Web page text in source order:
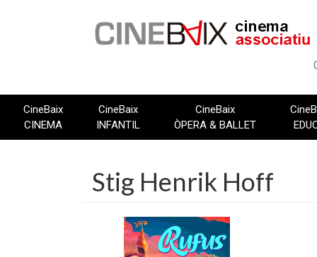
CineBaix
CINEMA
CineBaix
INFANTIL
CineBaix
ÒPERA & BALLET
Stig Henrik Hoff